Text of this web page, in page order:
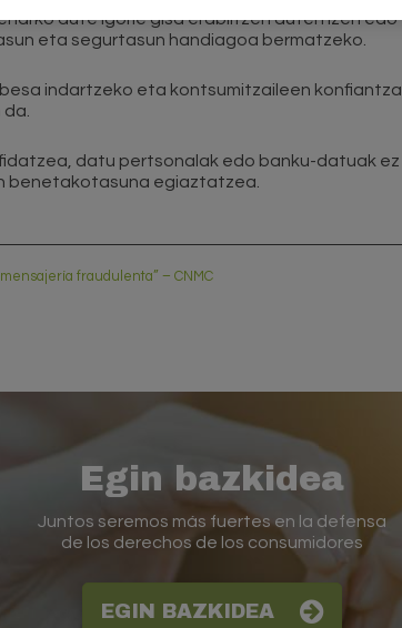
dute igorle gisa erabiltzen duten izen edo
eta segurtasun handiagoa bermatzeko.
indartzeko eta kontsumitzaileen konfiantza
datu pertsonalak edo banku-datuak ez
benetakotasuna egiaztatzea.
mensajería fraudulenta” – CNMC
Egin bazkidea
Juntos seremos más fuertes en la defensa
de los derechos de los consumidores
EGIN BAZKIDEA